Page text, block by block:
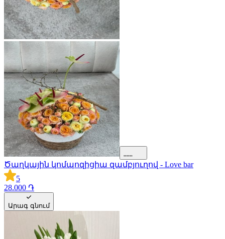
Ծաղկային կոմպոզիցիա զամբյուղով - Love bar
5
28.000 ֏
Արագ գնում